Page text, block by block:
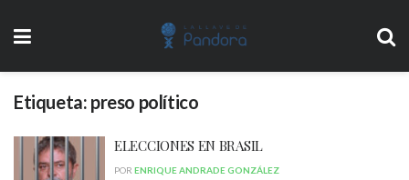
Etiqueta: preso político
ELECCIONES EN BRASIL
POR ENRIQUE ANDRADE GONZÁLEZ